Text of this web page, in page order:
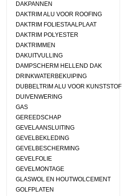
DAKPANNEN
DAKTRIM ALU VOOR ROOFING
DAKTRIM FOLIESTAALPLAAT
DAKTRIM POLYESTER
DAKTRIMMEN
DAKUITVULLING
DAMPSCHERM HELLEND DAK
DRINKWATERBEKUIPING
DUBBELTRIM ALU VOOR KUNSTSTOF
DUIVENWERING
GAS
GEREEDSCHAP
GEVELAANSLUITING
GEVELBEKLEDING
GEVELBESCHERMING
GEVELFOLIE
GEVELMONTAGE
GLASWOL EN HOUTWOLCEMENT
GOLFPLATEN